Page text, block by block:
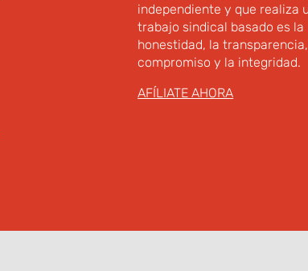
independiente y que realiza
trabajo sindical basado es la
honestidad, la
compromiso y la integridad.
AFÍLIATE AHORA